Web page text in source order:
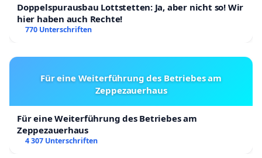
Doppelspurausbau Lottstetten: Ja, aber nicht so! Wir
hier haben auch Rechte!
770 Unterschriften
Für eine Weiterführung des Betriebes am
Zeppezauerhaus
Für eine Weiterführung des Betriebes am
Zeppezauerhaus
4 307 Unterschriften